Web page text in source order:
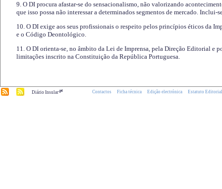
9. O DI procura afastar-se do sensacionalismo, não valorizando
que isso possa não interessar a determinados segmentos de mercado.
10. O DI exige aos seus profissionais o respeito pelos princípios éticos da
e o Código Deontológico.
11. O DI orienta-se, no âmbito da Lei de Imprensa, pela Direção Editorial e
limitações inscrito na Constituição da República Portuguesa.
Diário Insular.pt Contactos Ficha técnica Edição electrónica Estatuto Editorial